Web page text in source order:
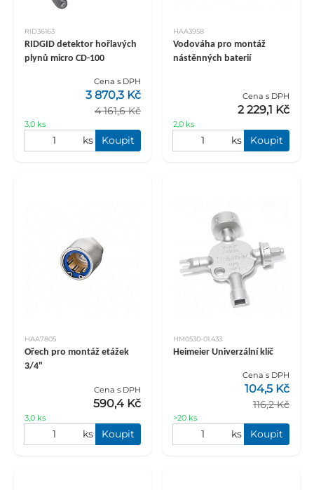
RID36163
RIDGID detektor hořlavých
plynů micro CD-100
Cena s DPH
4 161,6 Kč
3 870,3 Kč
3,0 ks
ks Koupit
HAA3958
Vodováha pro montáž
nástěnných baterií
Cena s DPH
2 229,1 Kč
2,0 ks
ks Koupit
HAA7805
Ořech pro montáž etážek
3/4"
Cena s DPH
590,4 Kč
3,0 ks
ks Koupit
HM0530-01.433
Heimeier Univerzální klíč
Cena s DPH
116,2 Kč
104,5 Kč
>20 ks
ks Koupit